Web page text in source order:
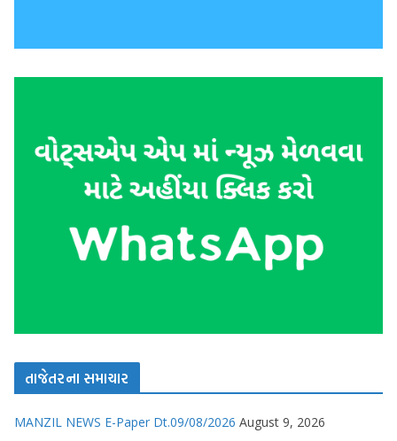
તાજેતરના સમાચાર
MANZIL NEWS E-Paper Dt.09/08/2026 August 9, 2026